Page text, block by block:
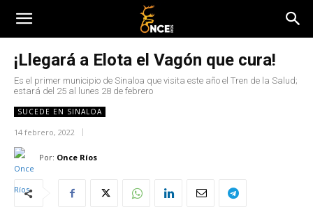
¡Llegará a Elota el Vagón que cura!
Es el primer municipio de Sinaloa que visita este año el Tren de la Salud;
estará del 25 al lunes 28 de febrero
SUCEDE EN SINALOA
14 febrero, 2022
Por: Once Ríos